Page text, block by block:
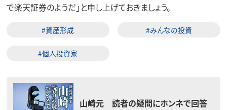
で楽天証券のようだ」と申し上げておきましょう。
#資産形成 #みんなの投資
#個人投資家
山崎元 読者の疑問にホンネで回答